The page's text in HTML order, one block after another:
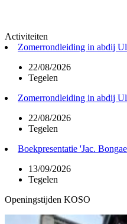
Activiteiten
Zomerrondleiding in abdij
22/08/2026
Tegelen
Zomerrondleiding in abdij
22/08/2026
Tegelen
Boekpresentatie 'Jac.
13/09/2026
Tegelen
Openingstijden KOSO